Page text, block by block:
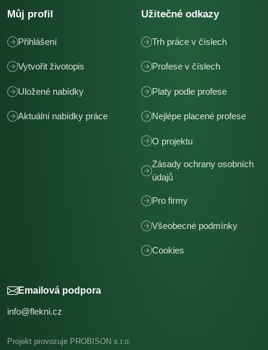
Můj profil
Přihlášení
Vytvořit životopis
Uložené nabídky
Aktuální nabídky práce
Užitečné odkazy
Trh práce v číslech
Profese v číslech
Platy podle profese
Nejlépe placené profese
O projektu
Zásady ochrany osobních
údajů
Pro firmy
Všeobecné podmínky
Cookies
Emailová podpora
info@flekni.cz
Projekt provozuje PROBISON s.r.o.